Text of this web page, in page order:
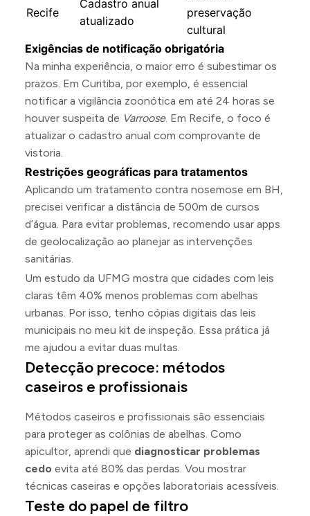
Recife
Cadastro anual
atualizado
preservação
cultural
Exigências de notificação obrigatória
Na minha experiência, o maior erro é subestimar os
prazos. Em Curitiba, por exemplo, é essencial
notificar a vigilância zoonótica em até 24 horas se
houver suspeita de Varroose. Em Recife, o foco é
atualizar o cadastro anual com comprovante de
vistoria.
Restrições geográficas para tratamentos
Aplicando um tratamento contra nosemose em BH,
precisei verificar a distância de 500m de cursos
d’água. Para evitar problemas, recomendo usar apps
de geolocalização ao planejar as intervenções
sanitárias.
Um estudo da UFMG mostra que cidades com leis
claras têm 40% menos problemas com abelhas
urbanas. Por isso, tenho cópias digitais das leis
municipais no meu kit de inspeção. Essa prática já
me ajudou a evitar duas multas.
Detecção precoce: métodos
caseiros e profissionais
Métodos caseiros e profissionais são essenciais
para proteger as colônias de abelhas. Como
apicultor, aprendi que diagnosticar problemas
cedo evita até 80% das perdas. Vou mostrar
técnicas caseiras e opções laboratoriais acessíveis.
Teste do papel de filtro